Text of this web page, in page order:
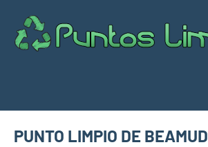
contenido
PUNTO LIMPIO DE BEAMUD